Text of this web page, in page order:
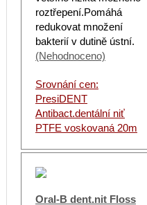
roztřepení.Pomáhá
redukovat množení
bakterií v dutině ústní.
(Nehodnoceno)
Srovnání cen:
PresiDENT
Antibact.dentální niť
PTFE voskovaná 20m
Oral-B dent.nit Floss